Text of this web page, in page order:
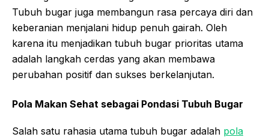
Tubuh bugar juga membangun rasa percaya diri dan
keberanian menjalani hidup penuh gairah. Oleh
karena itu menjadikan tubuh bugar prioritas utama
adalah langkah cerdas yang akan membawa
perubahan positif dan sukses berkelanjutan.
Pola Makan Sehat sebagai Pondasi Tubuh Bugar
Salah satu rahasia utama tubuh bugar adalah pola